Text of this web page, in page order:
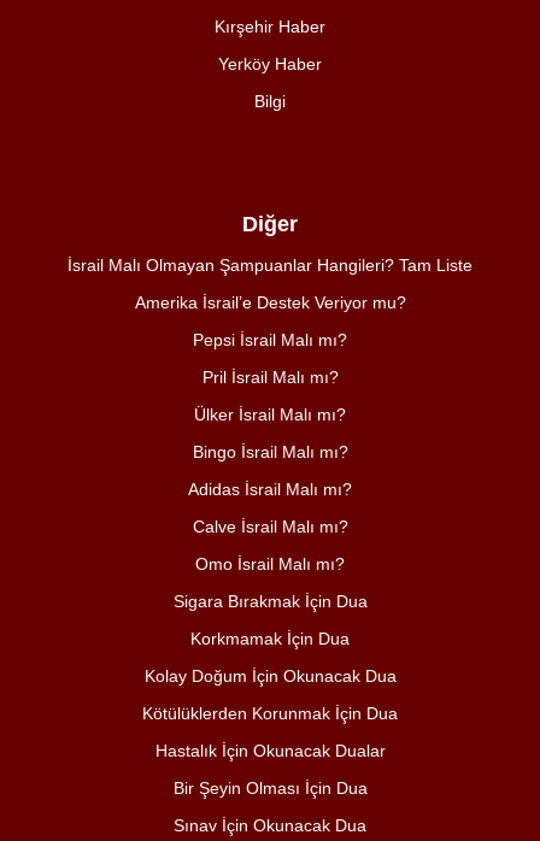
Kırşehir Haber
Yerköy Haber
Bilgi
Diğer
İsrail Malı Olmayan Şampuanlar Hangileri? Tam Liste
Amerika İsrail’e Destek Veriyor mu?
Pepsi İsrail Malı mı?
Pril İsrail Malı mı?
Ülker İsrail Malı mı?
Bingo İsrail Malı mı?
Adidas İsrail Malı mı?
Calve İsrail Malı mı?
Omo İsrail Malı mı?
Sigara Bırakmak İçin Dua
Korkmamak İçin Dua
Kolay Doğum İçin Okunacak Dua
Kötülüklerden Korunmak İçin Dua
Hastalık İçin Okunacak Dualar
Bir Şeyin Olması İçin Dua
Sınav İçin Okunacak Dua